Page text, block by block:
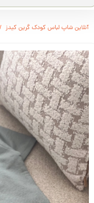
آنلاین شاپ لباس کودک گرین کیدز